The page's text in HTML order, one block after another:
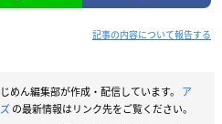
記事の内容について報告する
めん編集部が作成・配信しています。 ア
の最新情報はリンク先をご覧ください。